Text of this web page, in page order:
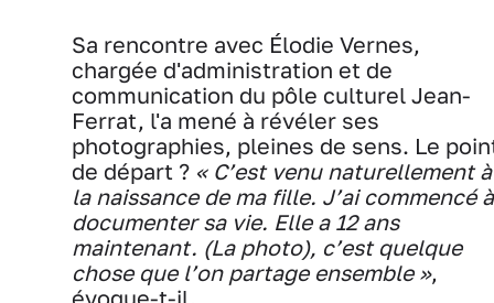
Sa rencontre avec Élodie Vernes,
chargée d'administration et de
communication du pôle culturel Jean-
Ferrat, l'a mené à révéler ses
photographies, pleines de sens. Le
de départ ? « C’est venu naturellement à
la naissance de ma fille. J’ai commencé à
documenter sa vie. Elle a 12 ans
maintenant. (La photo), c’est quelque
chose que l’on partage ensemble »,
évoque-t-il.